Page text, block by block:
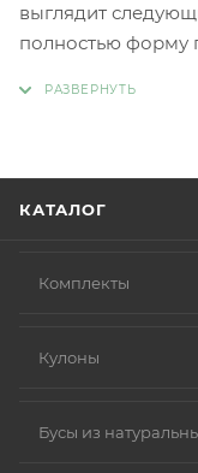
выглядит
полностью форму
КАТАЛОГ
Комплекты
Кулоны
Бусы из